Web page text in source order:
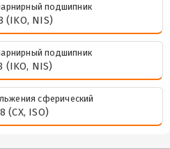
подшипник
(IKO, NIS)
подшипник
(IKO, NIS)
сферический
(CX, ISO)